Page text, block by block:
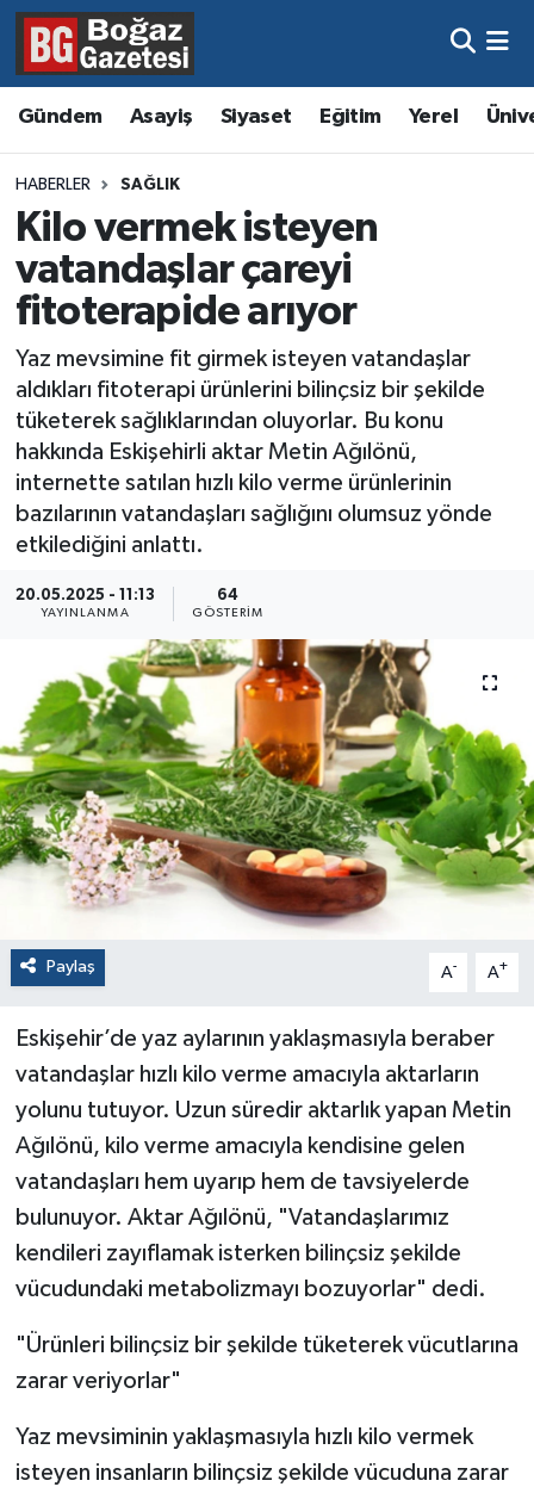
Gündem Asayiş Siyaset Eğitim Yerel
HABERLER SAĞLIK
Kilo vermek isteyen
vatandaşlar çareyi
fitoterapide arıyor
Yaz mevsimine fit girmek isteyen vatandaşlar
aldıkları fitoterapi ürünlerini bilinçsiz bir şekilde
tüketerek sağlıklarından oluyorlar. Bu konu
hakkında Eskişehirli aktar Metin Ağılönü,
internette satılan hızlı kilo verme ürünlerinin
bazılarının vatandaşları sağlığını olumsuz yönde
etkilediğini anlattı.
20.05.2025 - 11:13
YAYINLANMA
64
GÖSTERIM
Paylaş A- A+
Eskişehir’de yaz aylarının yaklaşmasıyla beraber
vatandaşlar hızlı kilo verme amacıyla aktarların
yolunu tutuyor. Uzun süredir aktarlık yapan Metin
Ağılönü, kilo verme amacıyla kendisine gelen
vatandaşları hem uyarıp hem de tavsiyelerde
bulunuyor. Aktar Ağılönü, "Vatandaşlarımız
kendileri zayıflamak isterken bilinçsiz şekilde
vücudundaki metabolizmayı bozuyorlar" dedi.
"Ürünleri bilinçsiz bir şekilde tüketerek vücutlarına
zarar veriyorlar"
Yaz mevsiminin yaklaşmasıyla hızlı kilo vermek
isteyen insanların bilinçsiz şekilde vücuduna zarar
Asayiş
Eğitim
Gündem
Kültür ve Sanat
Magazin
Resmi İlanlar
Sağlık
Hava Durumu
Trafik Durumu
Süper Lig Puan Durumu ve Fikstür
Tüm Manşetler
Son Dakika Haberleri
Haber Arşivi